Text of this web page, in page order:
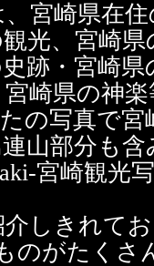
宮崎県在
光、宮崎県
跡・宮崎
崎県の神
の写真で
山部分も
宮崎観
介しきれて
のがたくさ